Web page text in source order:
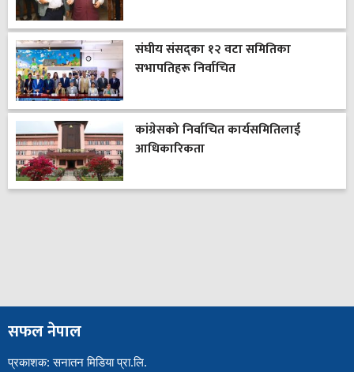
संघीय संसद्का १२ वटा समितिका
सभापतिहरू निर्वाचित
कांग्रेसको निर्वाचित कार्यसमितिलाई
आधिकारिकता
सफल नेपाल
प्रकाशक: सनातन मिडिया प्रा.लि.